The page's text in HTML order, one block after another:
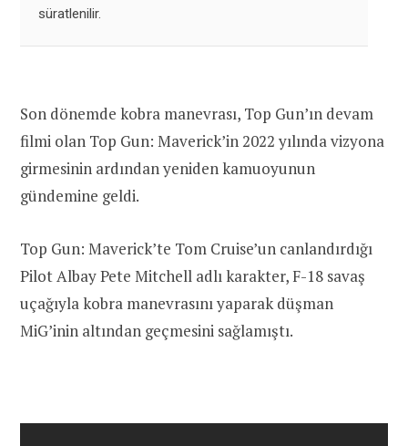
süratlenilir.
Son dönemde kobra manevrası, Top Gun’ın devam
filmi olan Top Gun: Maverick’in 2022 yılında vizyona
girmesinin ardından yeniden kamuoyunun
gündemine geldi.
Top Gun: Maverick’te Tom Cruise’un canlandırdığı
Pilot Albay Pete Mitchell adlı karakter, F-18 savaş
uçağıyla kobra manevrasını yaparak düşman
MiG’inin altından geçmesini sağlamıştı.